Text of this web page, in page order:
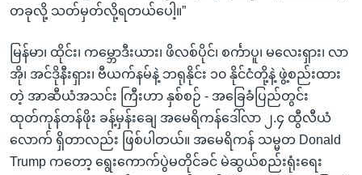
တခုလို့ သတ်မှတ်လို့ရတယ်ပေါ့။”
မြန်မာ၊ ထိုင်း၊ ကမ္ဘောဒီးယား၊ ဖိလစ်ပိုင်၊ စင်္ကာပူ၊ မလေးရှား၊ လာ
အို၊ အင်ဒိုနီးရှား၊ ဗီယက်နမ်နဲ့ ဘရုနိုင်း ၁၀ နိုင်ငံတို့နဲ့ ဖွဲ့စည်းထား
တဲ့ အာဆီယံအသင်း ကြီးဟာ နှစ်စဉ် - အခြေခံပြည်တွင်း
ထုတ်ကုန်တန်ဖိုး ခန့်မှန်းချေ အမေရိကန်ဒေါ်လာ ၂.၄ ထွီလီယံ
လောက် ရှိတာလည်း ဖြစ်ပါတယ်။ အမေရိကန် သမ္မတ Donald
Trump ကတော့ ရွေးကောက်ပွဲမတိုင်ခင် မဲဆွယ်စည်းရုံးရေး